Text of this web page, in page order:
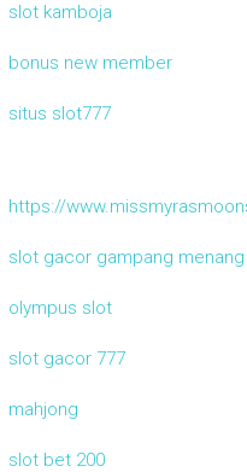
slot kamboja
bonus new member
situs slot777
https://
slot gacor gampang menang
olympus slot
slot gacor 777
mahjong
slot bet 200